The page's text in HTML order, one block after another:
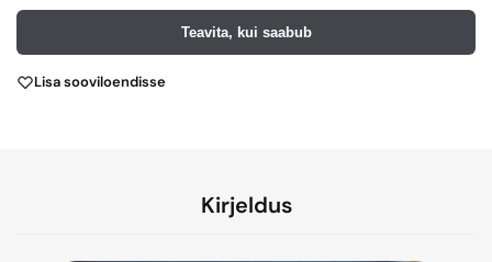
Teavita, kui saabub
Lisa sooviloendisse
Kirjeldus